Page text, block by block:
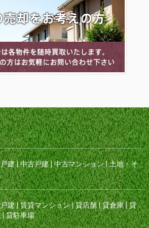
建|中古戸建|中古マンション|土地・そ
建|賃貸マンション|貸店舗|貸倉庫|貸
|貸駐車場